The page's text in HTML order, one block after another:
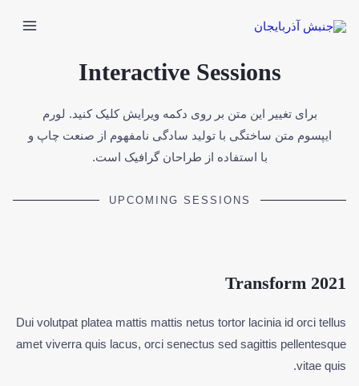
Interactive Sessions
برای تغییر این متن بر روی دکمه ویرایش کلیک کنید. لورم
ایپسوم متن ساختگی با تولید سادگی نامفهوم از صنعت چاپ و
با استفاده از طراحان گرافیک است.
UPCOMING SESSIONS
Transform 2021
Dui volutpat platea mattis mattis netus tortor lacinia id orci tellus
amet viverra quis lacus, orci senectus sed sagittis pellentesque
vitae quis.